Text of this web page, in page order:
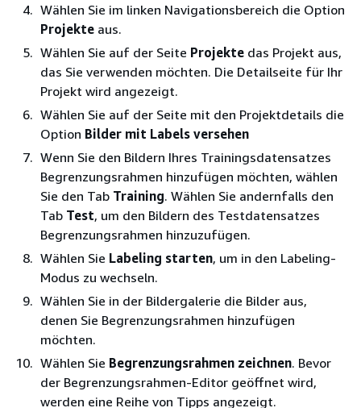
Wählen Sie im linken Navigationsbereich die Option
Projekte aus.
Wählen Sie auf der Seite Projekte das Projekt aus,
das Sie verwenden möchten. Die Detailseite für Ihr
Projekt wird angezeigt.
Wählen Sie auf der Seite mit den Projektdetails die
Option Bilder mit Labels versehen
Wenn Sie den Bildern Ihres Trainingsdatensatzes
Begrenzungsrahmen hinzufügen möchten, wählen
Sie den Tab Training. Wählen Sie andernfalls den
Tab Test, um den Bildern des Testdatensatzes
Begrenzungsrahmen hinzuzufügen.
Wählen Sie Labeling starten, um in den Labeling-
Modus zu wechseln.
Wählen Sie in der Bildergalerie die Bilder aus,
denen Sie Begrenzungsrahmen hinzufügen
möchten.
Wählen Sie Begrenzungsrahmen zeichnen. Bevor
der Begrenzungsrahmen-Editor geöffnet wird,
werden eine Reihe von Tipps angezeigt.